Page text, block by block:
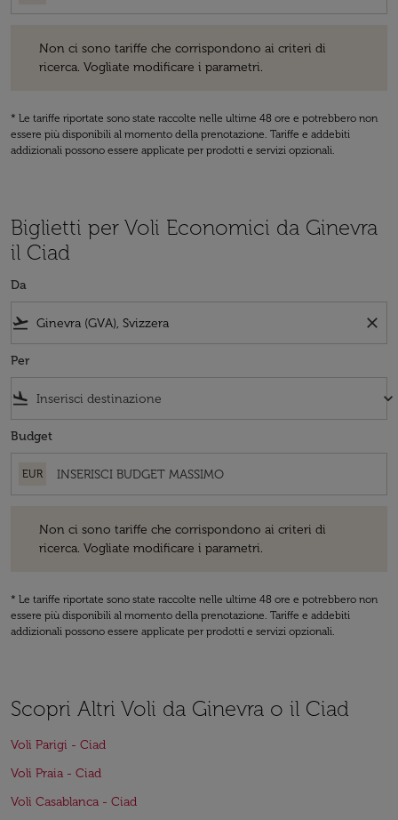
Non ci sono tariffe che corrispondono ai criteri di
ricerca. Vogliate modificare i parametri.
* Le tariffe riportate sono state raccolte nelle ultime 48 ore e potrebbero non
essere più disponibili al momento della prenotazione. Tariffe e addebiti
addizionali possono essere applicate per prodotti e servizi opzionali.
Biglietti per Voli Economici da Ginevra
il Ciad
Da
flight_takeoff close
Per
flight_land keyboard_arrow_down
Budget
EUR
Non ci sono tariffe che corrispondono ai criteri di
ricerca. Vogliate modificare i parametri.
* Le tariffe riportate sono state raccolte nelle ultime 48 ore e potrebbero non
essere più disponibili al momento della prenotazione. Tariffe e addebiti
addizionali possono essere applicate per prodotti e servizi opzionali.
Scopri Altri Voli da Ginevra o il Ciad
Voli Parigi - Ciad
Voli Praia - Ciad
Voli Casablanca - Ciad